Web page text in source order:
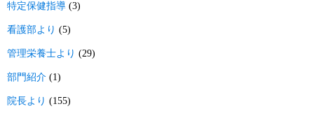
特定保健指導 (3)
看護部より (5)
管理栄養士より (29)
部門紹介 (1)
院長より (155)